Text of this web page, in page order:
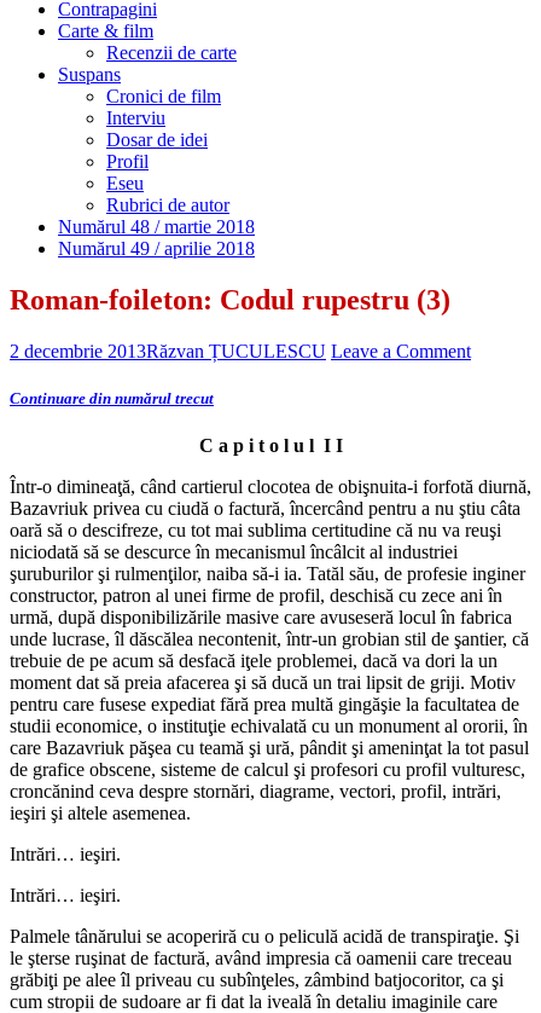
Contrapagini
Carte & film
Recenzii de carte
Suspans
Cronici de film
Interviu
Dosar de idei
Profil
Eseu
Rubrici de autor
Numărul 48 / martie 2018
Numărul 49 / aprilie 2018
Roman-foileton: Codul rupestru (3)
2 decembrie 2013Răzvan ȚUCULESCU Leave a Comment
Continuare din numărul trecut
C a p i t o l u l I I
Într-o dimineaţă, când cartierul clocotea de obişnuita-i forfotă diurnă,
Bazavriuk privea cu ciudă o factură, încercând pentru a nu ştiu câta
oară să o descifreze, cu tot mai sublima certitudine că nu va reuşi
niciodată să se descurce în mecanismul încâlcit al industriei
şuruburilor şi rulmenţilor, naiba să-i ia. Tatăl său, de profesie inginer
constructor, patron al unei firme de profil, deschisă cu zece ani în
urmă, după disponibilizările masive care avuseseră locul în fabrica
unde lucrase, îl dăscălea necontenit, într-un grobian stil de şantier, că
trebuie de pe acum să desfacă iţele problemei, dacă va dori la un
moment dat să preia afacerea şi să ducă un trai lipsit de griji. Motiv
pentru care fusese expediat fără prea multă gingăşie la facultatea de
studii economice, o instituţie echivalată cu un monument al ororii, în
care Bazavriuk păşea cu teamă şi ură, pândit şi ameninţat la tot pasul
de grafice obscene, sisteme de calcul şi profesori cu profil vulturesc,
croncănind ceva despre stornări, diagrame, vectori, profil, intrări,
ieşiri şi altele asemenea.
Intrări… ieşiri.
Intrări… ieşiri.
Palmele tânărului se acoperiră cu o peliculă acidă de transpiraţie. Şi
le şterse ruşinat de factură, având impresia că oamenii care treceau
grăbiţi pe alee îl priveau cu subînţeles, zâmbind batjocoritor, ca şi
cum stropii de sudoare ar fi dat la iveală în detaliu imaginile care